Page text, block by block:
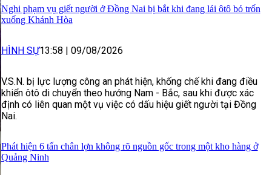
Nghi phạm vụ giết người ở Đồng Nai bị bắt khi đang lái ôtô bỏ trốn
xuống Khánh Hòa
HÌNH SỰ13:58 | 09/08/2026
V.S.N. bị lực lượng công an phát hiện, khống chế khi đang điều
khiển ôtô di chuyển theo hướng Nam - Bắc, sau khi được xác
định có liên quan một vụ việc có dấu hiệu giết người tại Đồng
Nai.
Phát hiện 6 tấn chân lợn không rõ nguồn gốc trong một kho hàng ở
Quảng Ninh